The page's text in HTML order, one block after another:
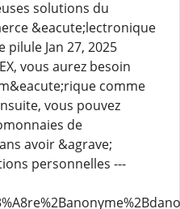
solutions du
&eacute;lectronique
Jan 27, 2025
vous aurez besoin
comme
vous pouvez
de
avoir &agrave;
personnelles ---